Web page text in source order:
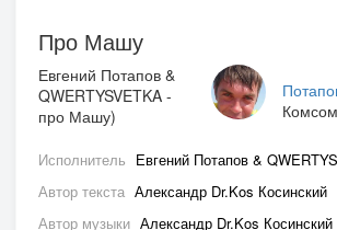
Про Машу
Евгений Потапов &
QWERTYSVETKA -
про Машу)
Исполнитель Евгений Потапов &
Автор текста Александр Dr.Kos Косинский
Автор музыки Александр Dr.Kos Косинский